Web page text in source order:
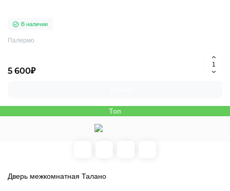
В наличии
Палермо
5 600₽
Топ
Дверь межкомнатная Талано